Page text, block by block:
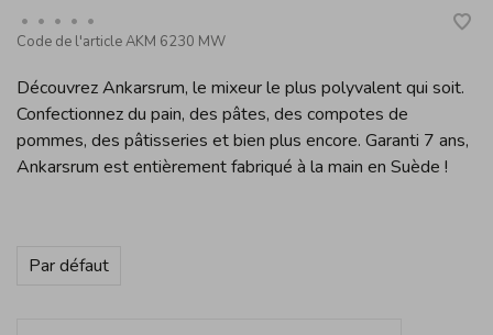
• • • • •
Code de l'articleAKM 6230 MW
Découvrez Ankarsrum, le mixeur le plus polyvalent qui soit.
Confectionnez du pain, des pâtes, des compotes de
pommes, des pâtisseries et bien plus encore. Garanti 7 ans,
Ankarsrum est entièrement fabriqué à la main en Suède !
Par défaut